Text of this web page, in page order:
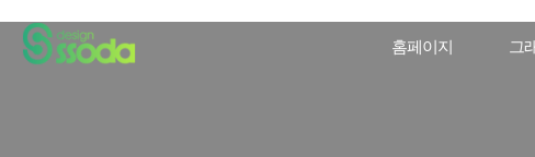
홈페이지 그